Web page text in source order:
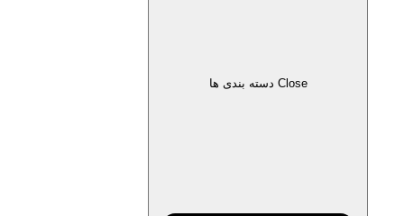
Close دسته بندی ها